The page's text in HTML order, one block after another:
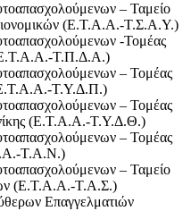
– Ταμείο
(Ε.Τ.Α.Α.-Τ.Σ.Α.Υ.)
-Τομέας
(Ε.Τ.Α.Α.-Τ.Π.Δ.Α.)
– Τομέας
(Ε.Τ.Α.Α.-Τ.Υ.Δ.Π.)
– Τομέας
(Ε.Τ.Α.Α.-Τ.Υ.Δ.Θ.)
– Τομέας
Τ.Α.Ν.)
– Ταμείο
(Ε.Τ.Α.Α.-Τ.Α.Σ.)
Επαγγελματιών